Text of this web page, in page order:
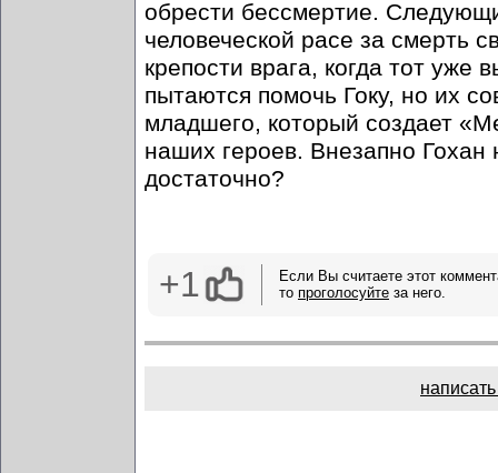
обрести бессмертие.
человеческой расе за смерть
крепости врага, когда тот уже
пытаются помочь Гоку, но их
младшего, который создает
наших героев. Внезапно Гохан
достаточно?
+1
Если Вы считаете этот
то проголосуйте за него.